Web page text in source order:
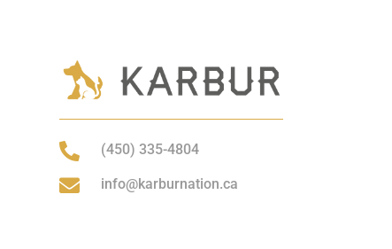
 (450) 335-4804
 info@karburnation.ca